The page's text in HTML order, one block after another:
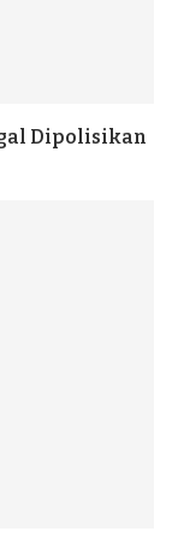
Dipolisikan